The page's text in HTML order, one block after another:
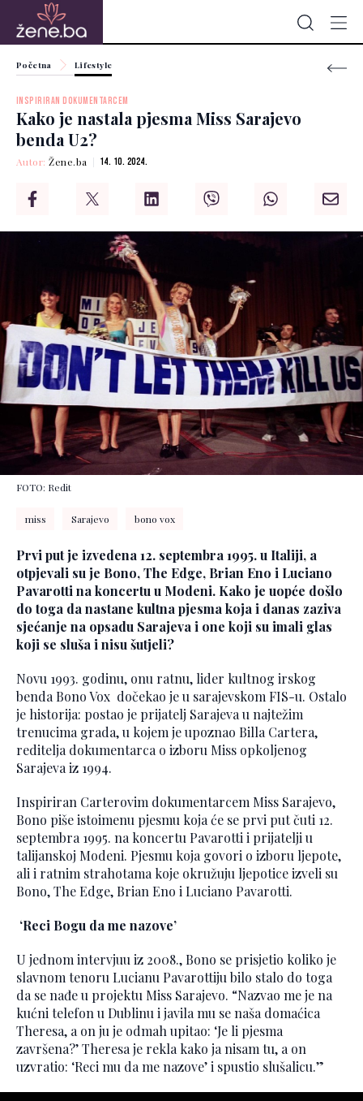
Početna Lifestyle
INSPIRIRAN DOKUMENTARCEM
Kako je nastala pjesma Miss Sarajevo
benda U2?
Autor:Žene.ba 14. 10. 2024.
FOTO: Redit
miss Sarajevo bono vox
Prvi put je izvedena 12. septembra 1995. u Italiji, a
otpjevali su je Bono, The Edge, Brian Eno i Luciano
Pavarotti na koncertu u Modeni. Kako je uopće došlo
do toga da nastane kultna pjesma koja i danas zaziva
sjećanje na opsadu Sarajeva i one koji su imali glas
koji se sluša i nisu šutjeli?
Novu 1993. godinu, onu ratnu, lider kultnog irskog
benda Bono Vox dočekao je u sarajevskom FIS-u. Ostalo
je historija: postao je prijatelj Sarajeva u najtežim
trenucima grada, u kojem je upoznao Billa Cartera,
reditelja dokumentarca o izboru Miss opkoljenog
Sarajeva iz 1994.
Inspiriran Carterovim dokumentarcem Miss Sarajevo,
Bono piše istoimenu pjesmu koja će se prvi put čuti 12.
septembra 1995. na koncertu Pavarotti i prijatelji u
talijanskoj Modeni. Pjesmu koja govori o izboru ljepote,
ali i ratnim strahotama koje okružuju ljepotice izveli su
Bono, The Edge, Brian Eno i Luciano Pavarotti.
‘Reci Bogu da me nazove’
U jednom intervjuu iz 2008., Bono se prisjetio koliko je
slavnom tenoru Lucianu Pavarottiju bilo stalo do toga
da se nađe u projektu Miss Sarajevo. “Nazvao me je na
kućni telefon u Dublinu i javila mu se naša domaćica
Theresa, a on ju je odmah upitao: ‘Je li pjesma
završena?’ Theresa je rekla kako ja nisam tu, a on
uzvratio: ‘Reci mu da me nazove’ i spustio slušalicu.”